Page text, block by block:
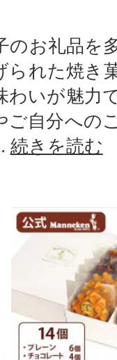
のお礼品を
られた焼き
わいが魅力
ご自分への
続きを読む